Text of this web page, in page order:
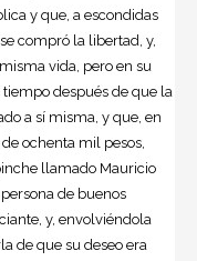
y que, a escondidas
compró la libertad, y,
vida, pero en su
después de que la
a sí misma, y que, en
ochenta mil pesos,
llamado Mauricio
de buenos
y, envolviéndola
de que su deseo era